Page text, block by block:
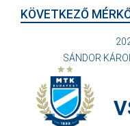
KÖVETKEZŐ
SÁNDOR